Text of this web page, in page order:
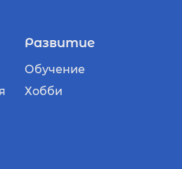
Развитие
Обучение
Хобби